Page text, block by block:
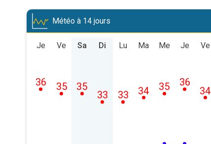
Météo à 14 jours
Je
36
Ve
35
Sa
35
Di
33
Lu
33
Ma
34
Me
35
Je
36
Ve
34